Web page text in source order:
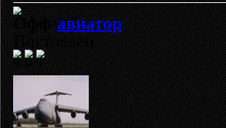
авиатор
Постоялец